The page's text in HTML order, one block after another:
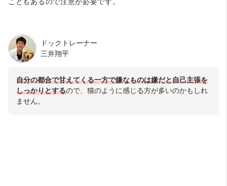
こともあるので注意が必要です。
ドックトレーナー
三井翔平
自分の都合で甘えてくる一方で嫌なものは嫌だと自己主張を
しっかりとするので、猫のように感じる方が多いのかもしれ
ません。